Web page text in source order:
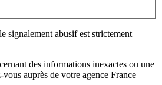
signalement abusif est strictement
des informations inexactes ou une
vous auprès de votre agence France